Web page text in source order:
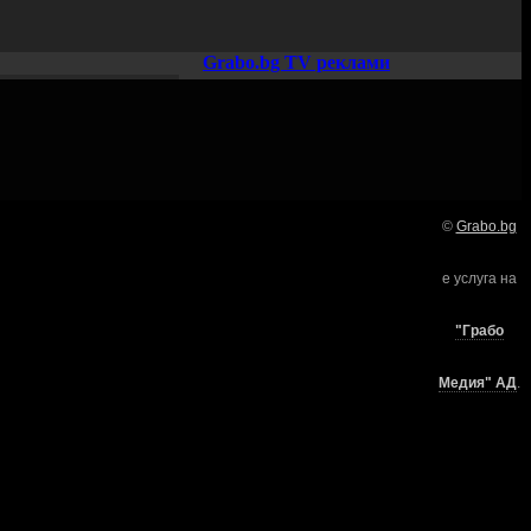
Grabo.bg TV реклами
© Grabo.bg
е услуга на
"Грабо
Медия" АД.